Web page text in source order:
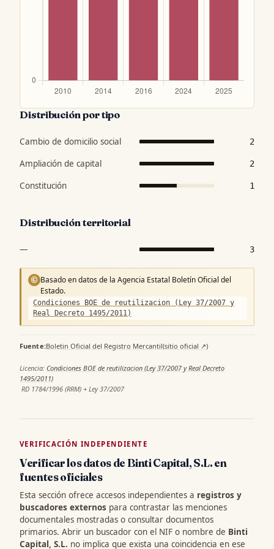
Distribución por tipo
Cambio de domicilio social 2
Ampliación de capital 2
Constitución 1
Distribución territorial
— 3
© Basado en datos de la Agencia Estatal Boletín Oficial del
Estado.
Condiciones BOE de reutilizacion (Ley 37/2007 y
Real Decreto 1495/2011)
Fuente:Boletin Oficial del Registro Mercantil(sitio oficial ↗)·
Licencia: Condiciones BOE de reutilizacion (Ley 37/2007 y Real Decreto
1495/2011)
·RD 1784/1996 (RRM) + Ley 37/2007
VERIFICACIÓN INDEPENDIENTE
Verificar los datos de Binti Capital, S.L. en
fuentes oficiales
Esta sección ofrece accesos independientes a registros y
buscadores externos para contrastar las menciones
documentales mostradas o consultar documentos
primarios. Abrir un buscador con el NIF o nombre de Binti
Capital, S.L. no implica que exista una coincidencia en ese